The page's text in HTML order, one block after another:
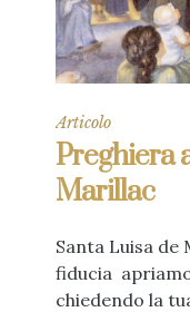
Articolo
Preghiera
Marillac
Santa Luisa de
fiducia
chiedendo la